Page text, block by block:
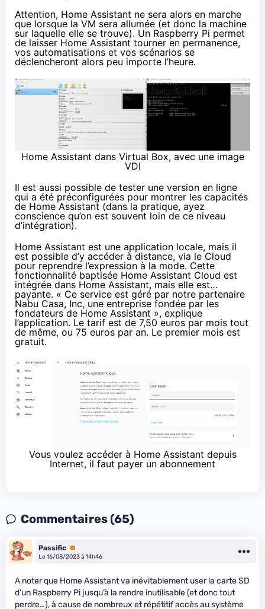
Attention, Home Assistant ne sera alors en marche
que lorsque la VM sera allumée (et donc la machine
sur laquelle elle se trouve). Un Raspberry Pi permet
de laisser Home Assistant tourner en permanence,
vos automatisations et vos scénarios se
déclencheront alors peu importe l’heure.
Home Assistant dans Virtual Box, avec une image
VDI
Il est aussi possible de tester une version en ligne
qui a été préconfigurées pour montrer les capacités
de Home Assistant (dans la pratique, ayez
conscience qu’on est souvent loin de ce niveau
d’intégration).
Home Assistant est une application locale, mais il
est possible d’y accéder à distance, via le Cloud
pour reprendre l’expression à la mode. Cette
fonctionnalité baptisée Home Assistant Cloud est
intégrée dans Home Assistant, mais elle est…
payante. « Ce service est géré par notre partenaire
Nabu Casa, Inc, une entreprise fondée par les
fondateurs de Home Assistant », explique
l’application. Le tarif est de 7,50 euros par mois tout
de même, ou 75 euros par an. Le premier mois est
gratuit.
Vous voulez accéder à Home Assistant depuis
Internet, il faut payer un abonnement
Commentaires (65)
Passific Premium
Le 16/08/2023 à 14h46
A noter que Home Assistant va inévitablement user la carte SD
d’un Raspberry Pi jusqu’à la rendre inutilisable (et donc tout
perdre…), à cause de nombreux et répétitif accès au système